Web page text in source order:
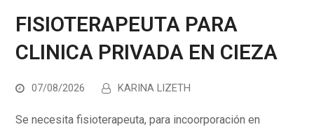
FISIOTERAPEUTA PARA
CLINICA PRIVADA EN CIEZA
07/08/2026 KARINA LIZETH
Se necesita fisioterapeuta, para incoorporación en